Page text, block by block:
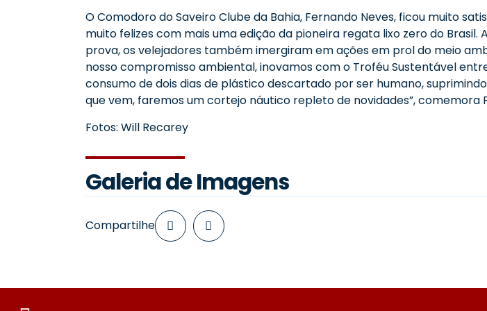
O Comodoro do Saveiro Clube da Bahia, Fernando Neves, ficou muito
muito felizes com mais uma edição da pioneira regata lixo zero do
prova, os velejadores também imergiram em ações em prol do meio
nosso compromisso ambiental, inovamos com o Troféu Sustentável
consumo de dois dias de plástico descartado por ser humano,
que vem, faremos um cortejo náutico repleto de novidades”, comemora
Fotos: Will Recarey
Galeria de Imagens
Compartilhe